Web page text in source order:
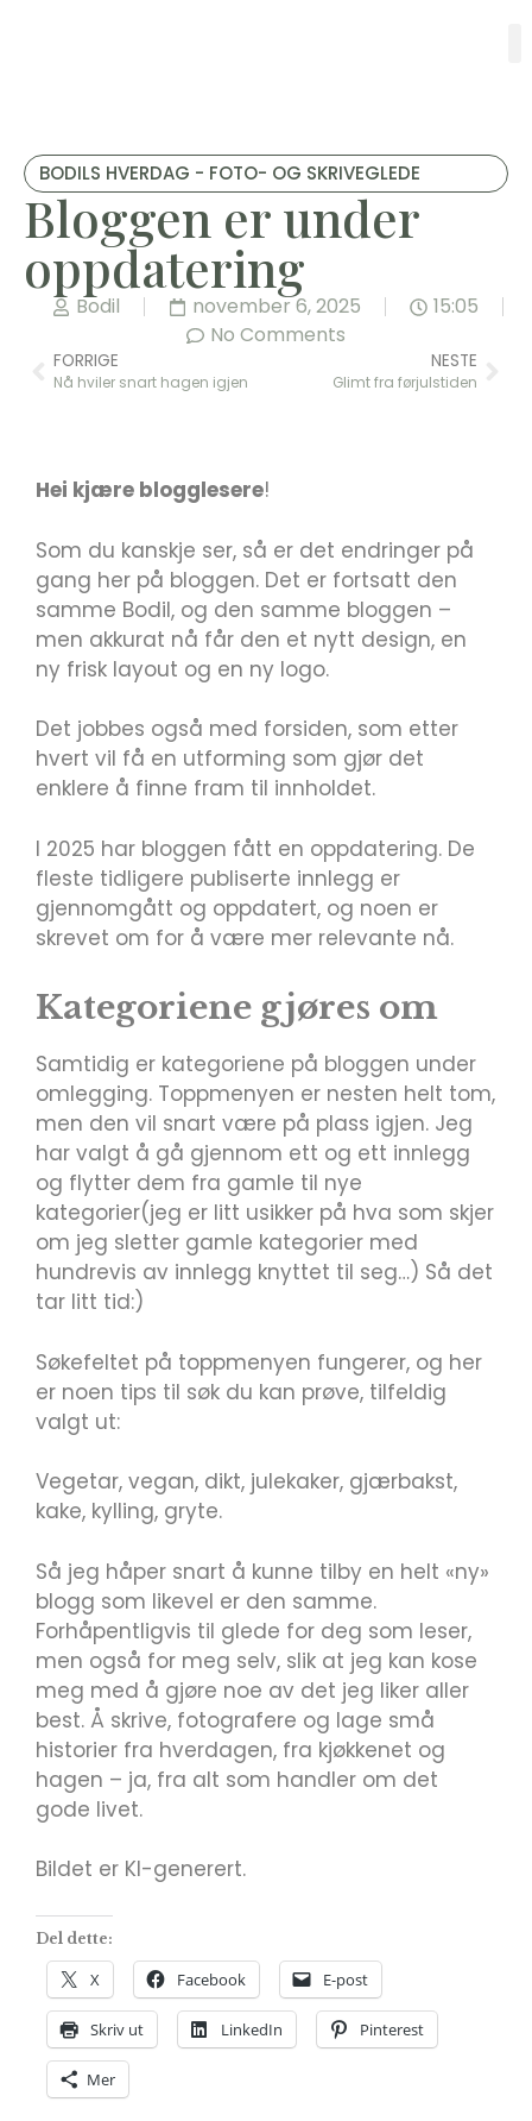
BODILS HVERDAG - FOTO- OG SKRIVEGLEDE
Bloggen er under
oppdatering
Bodil november 6, 2025
15:05
No Comments
FORRIGE
Nå hviler snart hagen igjen
NESTE
Glimt fra førjulstiden
Hei kjære blogglesere!
Som du kanskje ser, så er det endringer på
gang her på bloggen. Det er fortsatt den
samme Bodil, og den samme bloggen –
men akkurat nå får den et nytt design, en
ny frisk layout og en ny logo.
Det jobbes også med forsiden, som etter
hvert vil få en utforming som gjør det
enklere å finne fram til innholdet.
I 2025 har bloggen fått en oppdatering. De
fleste tidligere publiserte innlegg er
gjennomgått og oppdatert, og noen er
skrevet om for å være mer relevante nå.
Kategoriene gjøres om
Samtidig er kategoriene på bloggen under
omlegging. Toppmenyen er nesten helt tom,
men den vil snart være på plass igjen. Jeg
har valgt å gå gjennom ett og ett innlegg
og flytter dem fra gamle til nye
kategorier(jeg er litt usikker på hva som skjer
om jeg sletter gamle kategorier med
hundrevis av innlegg knyttet til seg…) Så det
tar litt tid:)
Søkefeltet på toppmenyen fungerer, og her
er noen tips til søk du kan prøve, tilfeldig
valgt ut:
Vegetar, vegan, dikt, julekaker, gjærbakst,
kake, kylling, gryte.
Så jeg håper snart å kunne tilby en helt «ny»
blogg som likevel er den samme.
Forhåpentligvis til glede for deg som leser,
men også for meg selv, slik at jeg kan kose
meg med å gjøre noe av det jeg liker aller
best. Å skrive, fotografere og lage små
historier fra hverdagen, fra kjøkkenet og
hagen – ja, fra alt som handler om det
gode livet.
Bildet er KI-generert.
Del dette:
X Facebook E-post
Skriv ut LinkedIn Pinterest
Mer